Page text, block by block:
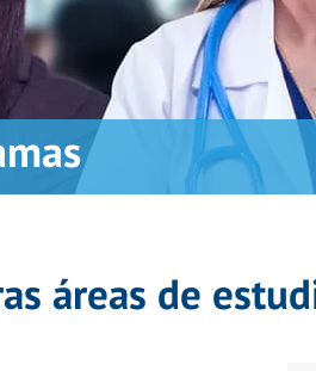
áreas de